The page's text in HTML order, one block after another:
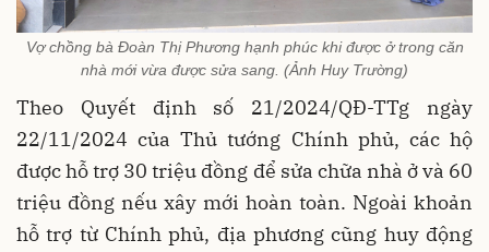
Vợ chồng bà Đoàn Thị Phương hạnh phúc khi được ở trong căn
nhà mới vừa được sửa sang. (Ảnh Huy Trường)
Theo Quyết định số 21/2024/QĐ-TTg ngày
22/11/2024 của Thủ tướng Chính phủ, các hộ
được hỗ trợ 30 triệu đồng để sửa chữa nhà ở và 60
triệu đồng nếu xây mới hoàn toàn. Ngoài khoản
hỗ trợ từ Chính phủ, địa phương cũng huy động